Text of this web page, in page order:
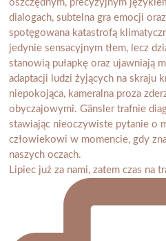
Lipiec już za nami, zatem czas na